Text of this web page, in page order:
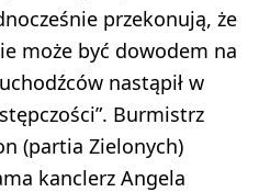
przekonują, że
może być dowodem na
nastąpił w
Burmistrz
(partia Zielonych)
kanclerz Angela